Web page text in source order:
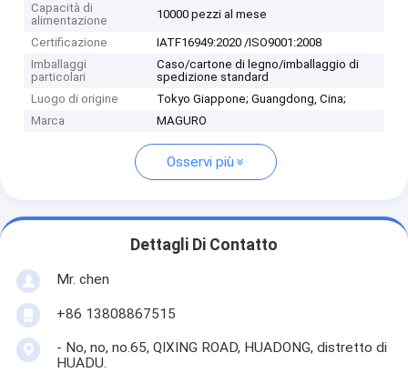
Capacità di
alimentazione
10000 pezzi al mese
Certificazione
IATF16949:2020 /ISO9001:2008
Imballaggi
particolari
Caso/cartone di legno/imballaggio di
spedizione standard
Luogo di origine
Tokyo Giappone; Guangdong, Cina;
Marca
MAGURO
Osservi più
Dettagli Di Contatto
Mr. chen
+86 13808867515
- No, no, no.65, QIXING ROAD, HUADONG, distretto di
HUADU.